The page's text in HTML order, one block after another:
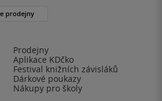
Prodejny
Aplikace KDčko
Festival knižních závisláků
Dárkové poukazy
Nákupy pro školy
prodejny